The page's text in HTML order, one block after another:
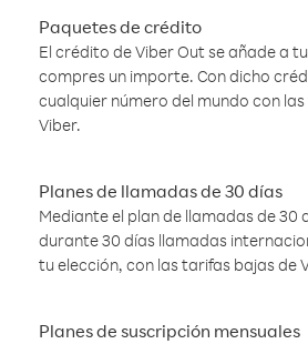
Paquetes de crédito
El crédito de Viber Out se añade a
compres un importe. Con dicho
cualquier número del mundo con
Viber.
Planes de llamadas de 30 días
Mediante el plan de llamadas de 30
durante 30 días llamadas
tu elección, con las tarifas bajas de
Planes de suscripción mensuales